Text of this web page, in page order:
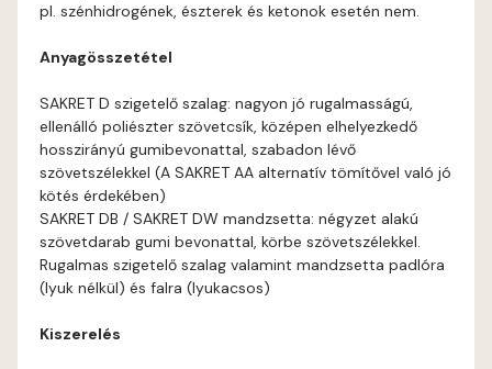
pl. szénhidrogének, észterek és ketonok esetén nem.
Anyagösszetétel
SAKRET D szigetelő szalag: nagyon jó rugalmasságú,
ellenálló poliészter szövetcsík, középen elhelyezkedő
hosszirányú gumibevonattal, szabadon lévő
szövetszélekkel (A SAKRET AA alternatív tömítővel való jó
kötés érdekében)
SAKRET DB / SAKRET DW mandzsetta: négyzet alakú
szövetdarab gumi bevonattal, körbe szövetszélekkel.
Rugalmas szigetelő szalag valamint mandzsetta padlóra
(lyuk nélkül) és falra (lyukacsos)
Kiszerelés